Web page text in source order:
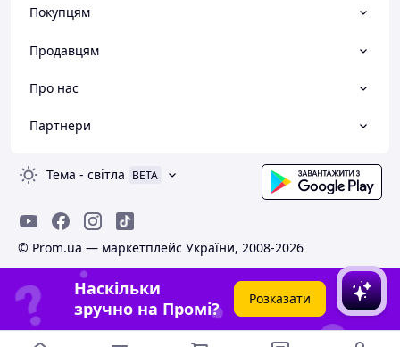
Покупцям
Продавцям
Про нас
Партнери
Тема - світла BETA
© Prom.ua — маркетплейс України, 2008-2026
Наскільки
зручно на Промі?
Розказати